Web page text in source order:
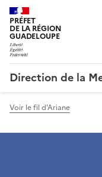
PRÉFET
DE LA RÉGION
GUADELOUPE
Direction de la
Voir le fil d'Ariane